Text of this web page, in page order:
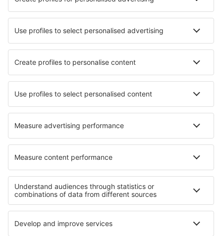
Fluggesellschaften
Ryanair
WizzAir
Lufthansa
Eurowings
Turkish Airlines
Über eSky
Impressum
AGB
Meine Reservierung
Datenschutz
Hilfe und Kontakt
Privatsphäre